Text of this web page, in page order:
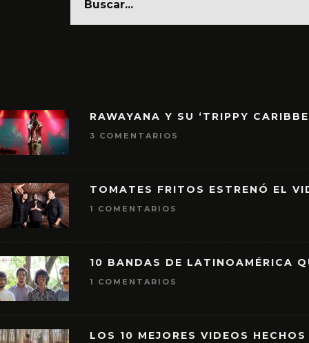
RAWAYANA Y SU ‘TRIPPY
3 COMENTARIOS
TOMATES FRITOS ESTRENÓ EL
1 COMENTARIOS
10 BANDAS DE LATINOAMÉRICA
1 COMENTARIOS
LOS 10 MEJORES VIDEOS